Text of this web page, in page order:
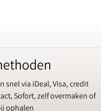
snel via iDeal, Visa, credit
Sofort, zelf overmaken of